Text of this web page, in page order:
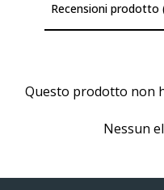
Recensioni prodotto
Questo prodotto non
Nessun